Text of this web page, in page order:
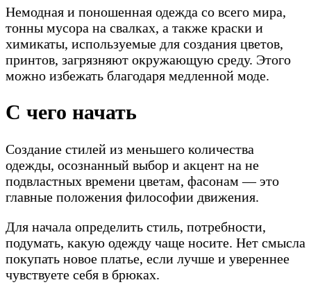
Немодная и поношенная одежда со всего мира,
тонны мусора на свалках, а также краски и
химикаты, используемые для создания цветов,
принтов, загрязняют окружающую среду. Этого
можно избежать благодаря медленной моде.
С чего начать
Создание стилей из меньшего количества
одежды, осознанный выбор и акцент на не
подвластных времени цветам, фасонам — это
главные положения философии движения.
Для начала определить стиль, потребности,
подумать, какую одежду чаще носите. Нет смысла
покупать новое платье, если лучше и увереннее
чувствуете себя в брюках.